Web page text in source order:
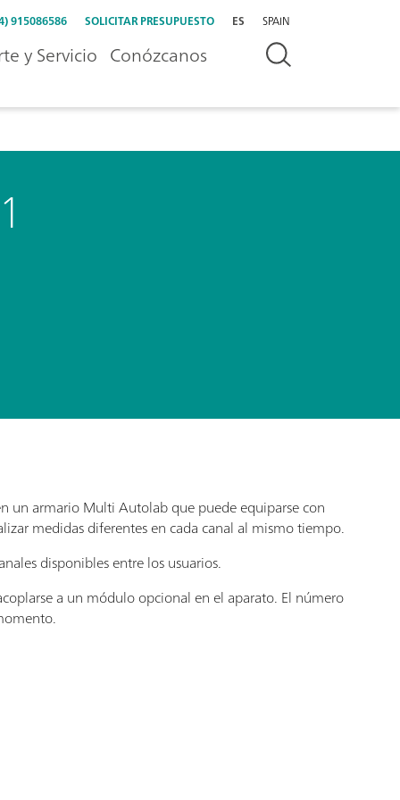
915086586 SOLICITAR PRESUPUESTO ES SPAIN
y Servicio Conózcanos
un armario Multi Autolab que puede equiparse con
medidas diferentes en cada canal al mismo tiempo.
disponibles entre los usuarios.
a un módulo opcional en el aparato. El número